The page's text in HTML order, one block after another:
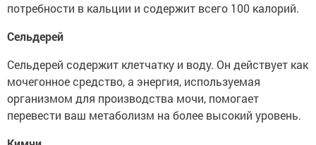
потребности в кальции и содержит всего 100 калорий.
Сельдерей
Сельдерей содержит клетчатку и воду. Он действует как
мочегонное средство, а энергия, используемая
организмом для производства мочи, помогает
перевести ваш метаболизм на более высокий уровень.